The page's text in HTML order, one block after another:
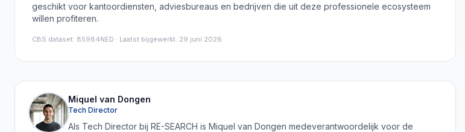
geschikt voor kantoordiensten, adviesbureaus en bedrijven die uit deze professionele ecosysteem
willen profiteren.
CBS dataset: 85984NED · Laatst bijgewerkt: 29 juni 2026
Miquel van Dongen
Tech Director
Als Tech Director bij RE-SEARCH is Miquel van Dongen medeverantwoordelijk voor de